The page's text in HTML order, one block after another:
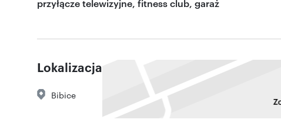
przyłącze telewizyjne, fitness club, garaż
Lokalizacja
Bibice